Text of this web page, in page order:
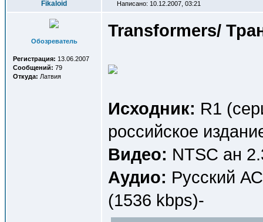
Fikaloid Написано: 10.12.2007, 03:21
Обозреватель
Регистрация: 13.06.2007
Сообщений: 79
Откуда: Латвия
Transformers/
Исходник: R1
российское
Видео: NTSC ан
Аудио: Русский
(1536 kbps)-